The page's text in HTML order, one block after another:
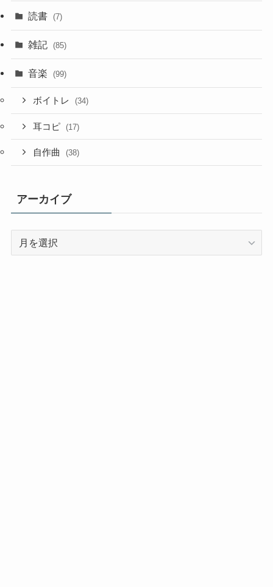
読書 (7)
雑記 (85)
音楽 (99)
ボイトレ (34)
耳コピ (17)
自作曲 (38)
アーカイブ